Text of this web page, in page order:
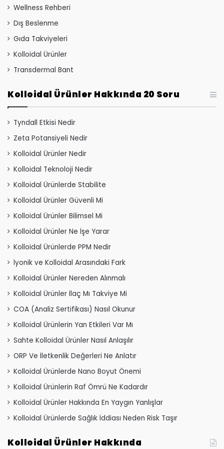
Wellness Rehberi
Dış Beslenme
Gıda Takviyeleri
Kolloidal Ürünler
Transdermal Bant
Kolloidal Ürünler Hakkında 20 Soru
Tyndall Etkisi Nedir
Zeta Potansiyeli Nedir
Kolloidal Ürünler Nedir
Kolloidal Teknoloji Nedir
Kolloidal Ürünlerde Stabilite
Kolloidal Ürünler Güvenli Mi
Kolloidal Ürünler Bilimsel Mi
Kolloidal Ürünler Ne İşe Yarar
Kolloidal Ürünlerde PPM Nedir
İyonik ve Kolloidal Arasındaki Fark
Kolloidal Ürünler Nereden Alınmalı
Kolloidal Ürünler İlaç Mı Takviye Mi
COA (Analiz Sertifikası) Nasıl Okunur
Kolloidal Ürünlerin Yan Etkileri Var Mı
Sahte Kolloidal Ürünler Nasıl Anlaşılır
ORP Ve İletkenlik Değerleri Ne Anlatır
Kolloidal Ürünlerde Nano Boyut Önemi
Kolloidal Ürünlerin Raf Ömrü Ne Kadardır
Kolloidal Ürünler Hakkında En Yaygın Yanlışlar
Kolloidal Ürünlerde Sağlık İddiası Neden Risk Taşır
Kolloidal Ürünler Hakkında